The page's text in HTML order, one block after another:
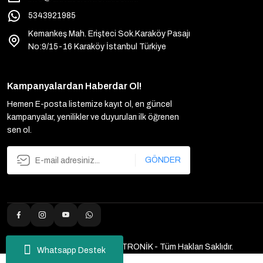
Whatsapp Destek
5343921985
Kemankeş Mah. Erişteci Sok.Karaköy Pasajı
No:9/15-16 Karaköy İstanbul Türkiye
Kampanyalardan Haberdar Ol!
Hemen E-posta listemize kayıt ol, en güncel
kampanyalar, yenilikler ve duyuruları ilk öğrenen
sen ol.
GÖNDER
2025 Copyright ULUTAŞ ELEKTRONİK - Tüm Hakları Saklıdır.